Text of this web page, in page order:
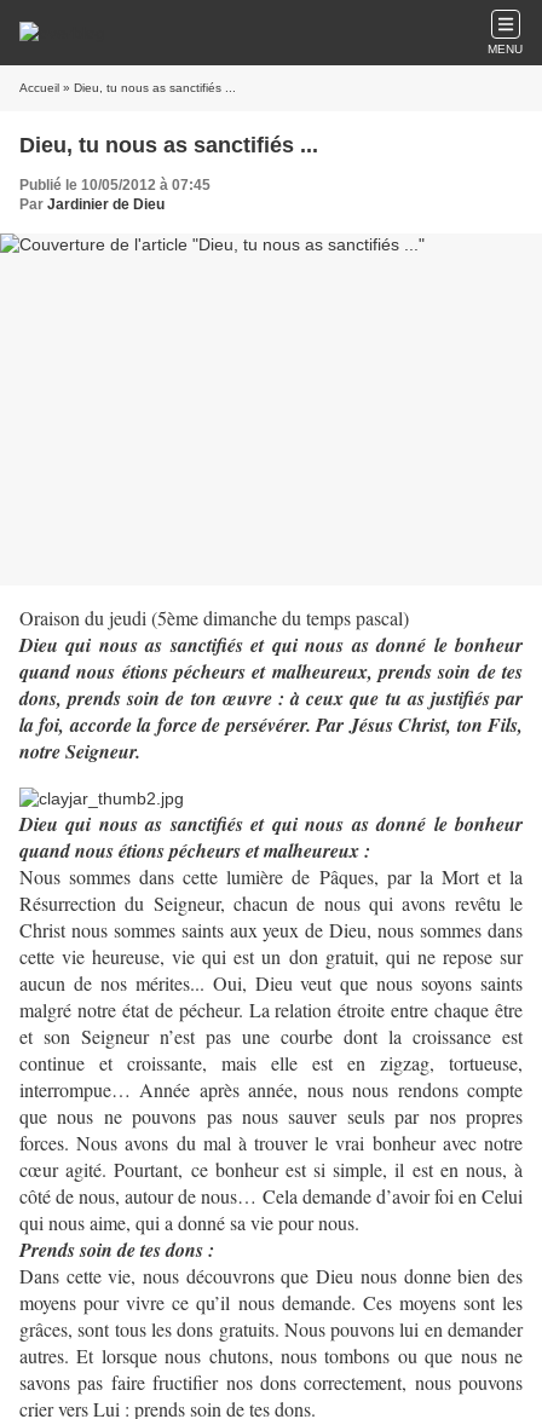
MENU
Accueil » Dieu, tu nous as sanctifiés ...
Dieu, tu nous as sanctifiés ...
Publié le 10/05/2012 à 07:45
Par Jardinier de Dieu
Oraison du jeudi (5ème dimanche du temps pascal)
Dieu qui nous as sanctifiés et qui nous as donné le bonheur
quand nous étions pécheurs et malheureux, prends soin de tes
dons, prends soin de ton œuvre : à ceux que tu as justifiés par
la foi, accorde la force de persévérer. Par Jésus Christ, ton Fils,
notre Seigneur.
Dieu qui nous as sanctifiés et qui nous as donné le bonheur
quand nous étions pécheurs et malheureux :
Nous sommes dans cette lumière de Pâques, par la Mort et la
Résurrection du Seigneur, chacun de nous qui avons revêtu le
Christ nous sommes saints aux yeux de Dieu, nous sommes dans
cette vie heureuse, vie qui est un don gratuit, qui ne repose sur
aucun de nos mérites... Oui, Dieu veut que nous soyons saints
malgré notre état de pécheur. La relation étroite entre chaque être
et son Seigneur n’est pas une courbe dont la croissance est
continue et croissante, mais elle est en zigzag, tortueuse,
interrompue… Année après année, nous nous rendons compte
que nous ne pouvons pas nous sauver seuls par nos propres
forces. Nous avons du mal à trouver le vrai bonheur avec notre
cœur agité. Pourtant, ce bonheur est si simple, il est en nous, à
côté de nous, autour de nous… Cela demande d’avoir foi en Celui
qui nous aime, qui a donné sa vie pour nous.
Prends soin de tes dons :
Dans cette vie, nous découvrons que Dieu nous donne bien des
moyens pour vivre ce qu’il nous demande. Ces moyens sont les
grâces, sont tous les dons gratuits. Nous pouvons lui en demander
autres. Et lorsque nous chutons, nous tombons ou que nous ne
savons pas faire fructifier nos dons correctement, nous pouvons
crier vers Lui : prends soin de tes dons.